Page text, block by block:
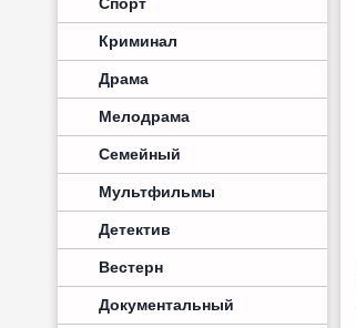
Криминал
Драма
Мелодрама
Семейный
Мультфильмы
Детектив
Вестерн
Документальный